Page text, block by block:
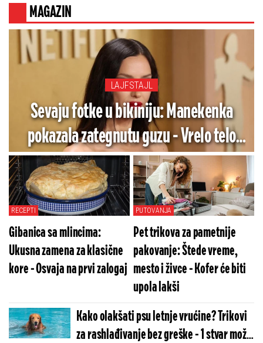
MAGAZIN
LAJFSTAJL
Sevaju fotke u bikiniju: Manekenka
pokazala zategnutu guzu - Vrelo telo
poziva na greh (FOTO)
RECEPTI
Gibanica sa mlincima:
Ukusna zamena za klasične
kore - Osvaja na prvi zalogaj
PUTOVANJA
Pet trikova za pametnije
pakovanje: Štede vreme,
mesto i živce - Kofer će biti
upola lakši
Kako olakšati psu letnje vrućine? Trikovi
za rashlađivanje bez greške - 1 stvar može